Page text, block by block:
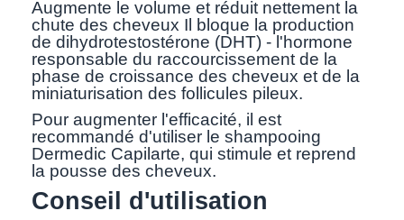
Augmente le volume et réduit nettement la
chute des cheveux Il bloque la production
de dihydrotestostérone (DHT) - l'hormone
responsable du raccourcissement de la
phase de croissance des cheveux et de la
miniaturisation des follicules pileux.
Pour augmenter l'efficacité, il est
recommandé d'utiliser le shampooing
Dermedic Capilarte, qui stimule et reprend
la pousse des cheveux.
Conseil d'utilisation